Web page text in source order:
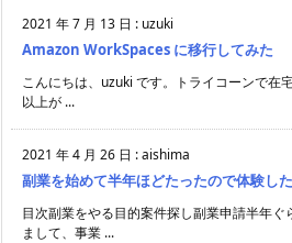
2021 年 7 月 13 日 : uzuki
Amazon WorkSpaces に移行してみた
こんにちは、uzuki です。トライコーンで在
以上が ...
2021 年 4 月 26 日 :aishima
副業を始めて半年ほどたったので体験し
目次副業をやる目的案件探し副業申請半年ぐ
まして、事業 ...